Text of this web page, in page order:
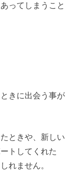
ってしまうこと
きに出会う事が
ときや、新しい
トしてくれた
れません。